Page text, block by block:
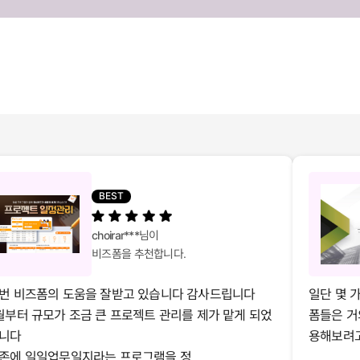
BEST
choirar***님이
비즈폼을 추천합니다.
비즈폼의 도움을 잘받고 있습니다 감사드립니다
부터 규모가 조금 큰 프로젝트 관리를 제가 맡게 되었
다
에 일일업무일지라는 프로그램을 정...
일단 몇
폼들은
용해보려